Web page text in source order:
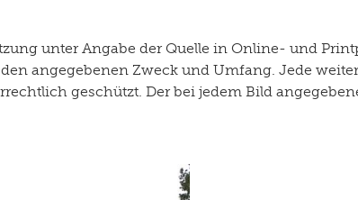
unter Angabe der Quelle in Online- und
angegebenen Zweck und Umfang. Jede
geschützt. Der bei jedem Bild